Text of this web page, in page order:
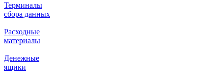
Терминалы
сбора данных
Расходные
материалы
Денежные
ящики